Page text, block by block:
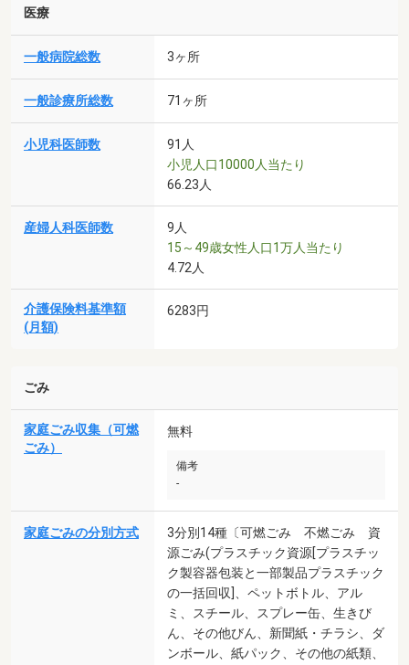
医療
一般病院総数 3ヶ所
一般診療所総数 71ヶ所
小児科医師数
91人
小児人口10000人当たり
66.23人
産婦人科医師数
9人
15～49歳女性人口1万人当たり
4.72人
介護保険料基準額
(月額)
6283円
ごみ
家庭ごみ収集（可燃
ごみ）
無料
備考
-
家庭ごみの分別方式
3分別14種〔可燃ごみ 不燃ごみ 資
源ごみ(プラスチック資源[プラスチッ
ク製容器包装と一部製品プラスチック
の一括回収]、ペットボトル、アル
ミ、スチール、スプレー缶、生きび
ん、その他びん、新聞紙・チラシ、ダ
ンボール、紙パック、その他の紙類、